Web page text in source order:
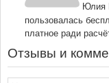
Юлия
пользовалась
платное ради
Отзывы и